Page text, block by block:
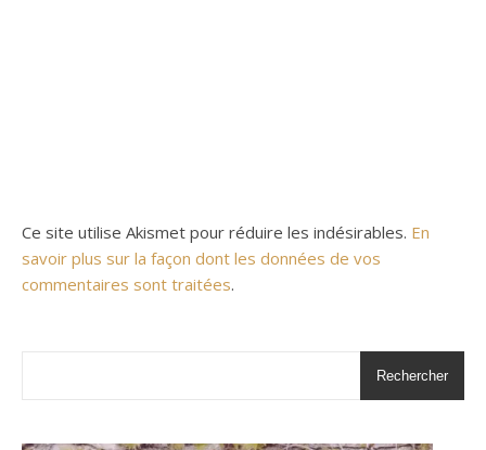
Ce site utilise Akismet pour réduire les indésirables. En
savoir plus sur la façon dont les données de vos
commentaires sont traitées.
Rechercher